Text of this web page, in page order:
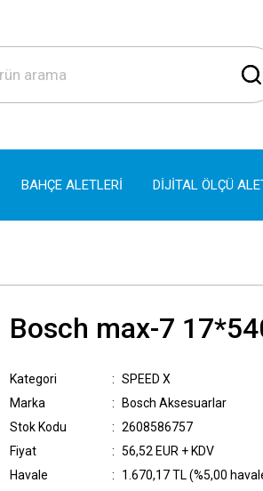
BAHÇE ALETLERİ DİJİTAL ÖLÇÜ
Bosch max-7
Kategori
SPEED X
Marka
Bosch Aksesuarlar
Stok Kodu
2608586757
Fiyat
56,52 EUR + KDV
Havale
1.670,17 TL (%5,00